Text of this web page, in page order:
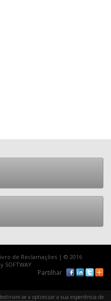
se a optimizar a sua experiência de
de Reclamações | © 2016
SOFTWAY
Partilhar